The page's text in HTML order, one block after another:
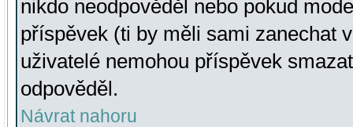
nikdo neodpověděl nebo pokud
příspěvek (ti by měli sami zanechat
uživatelé nemohou příspěvek
odpověděl.
Návrat nahoru